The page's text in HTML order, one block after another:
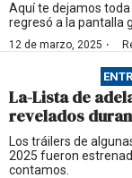
Aquí te dejamos
regresó a la pantalla
12 de marzo, 2025 ·
La-Lista de
revelados
Los tráilers de
2025 fueron
contamos.